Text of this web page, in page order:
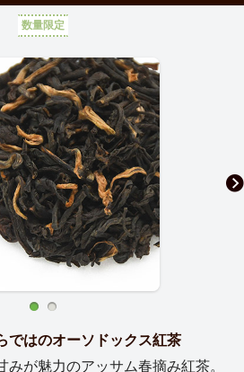
数量限定
ではのオーソドックス紅茶
が魅力のアッサム春摘み紅茶。